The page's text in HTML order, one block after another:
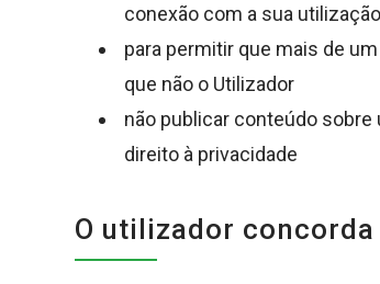
conexão com a sua
para permitir que mais de
que não o Utilizador
não publicar conteúdo
direito à privacidade
O utilizador concorda